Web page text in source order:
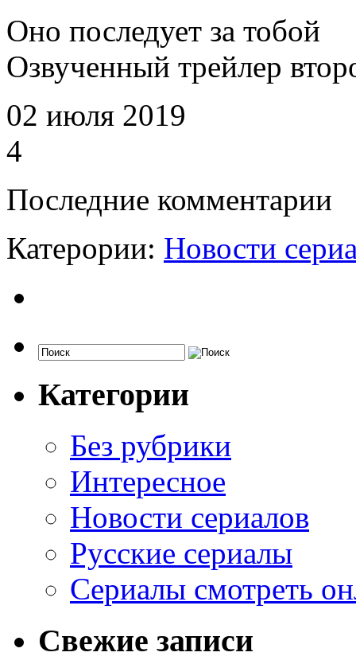
Оно последует за тобой
Озвученный трейлер
02 июля 2019
4
Последние комментарии
Катерории: Новости
Категории
Без рубрики
Интересное
Новости сериалов
Русские сериалы
Сериалы смотреть
Свежие записи